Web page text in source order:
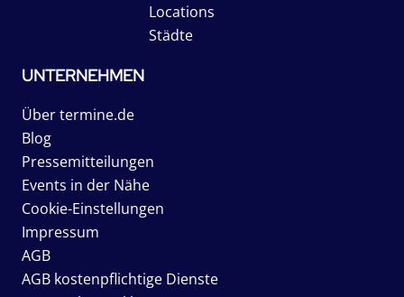
Locations
Städte
UNTERNEHMEN
Über termine.de
Blog
Pressemitteilungen
Events in der Nähe
Cookie-Einstellungen
Impressum
AGB
AGB kostenpflichtige Dienste